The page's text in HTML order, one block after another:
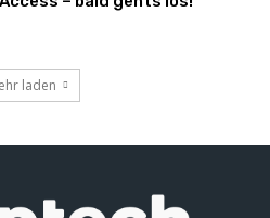
laden